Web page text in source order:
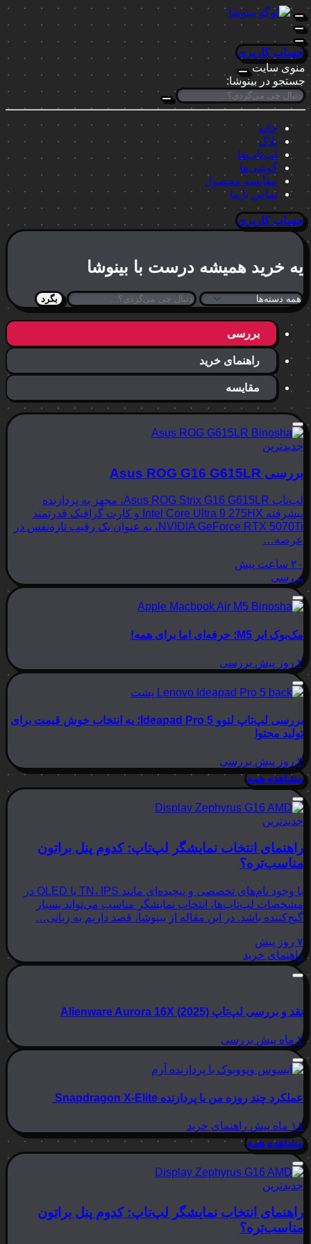
حساب کاربری
منوی سایت
جستجو در بینوشا:
خانه
بلاگ
لپ‌تاپ‌ها
گوشی‌ها
مقایسه محصول
تماس با ما
حساب کاربری
یه خرید همیشه درست با بینوشا
بگرد
بررسی
راهنمای خرید
مقایسه
جدیدترین
بررسی Asus ROG G16 G615LR
لپ‌تاپ Asus ROG Strix G16 G615LR، مجهز به پردازنده
پیشرفته Intel Core Ultra 9 275HX و کارت گرافیک قدرتمند
NVIDIA GeForce RTX 5070Ti، به عنوان یک رقیب تازه‌نفس در
عرصه…
۲۰ ساعت پیش
بررسی
مک‌بوک ایر M5؛ حرفه‌ای اما برای همه!
۲ روز پیش بررسی
بررسی لپ‌تاپ لنوو Ideapad Pro 5؛ یه انتخاب خوش قیمت برای
تولید محتوا
۳ روز پیش
بررسی
مشاهده همه
جدیدترین
راهنمای انتخاب نمایشگر لپ‌تاپ: کدوم پنل براتون
مناسب‌تره؟
با وجود نام‌های تخصصی و پیچیده‌ای مانند TN، IPS یا OLED در
مشخصات لپ‌تاپ‌ها، انتخاب نمایشگر مناسب می‌تواند بسیار
گیج‌کننده باشد. در این مقاله از بینوشا، قصد داریم به زبانی…
۷ روز پیش
راهنمای خرید
نقد و بررسی لپ‌تاپ Alienware Aurora 16X (2025)
۲ ماه پیش بررسی
عملکرد چند روزه من با پردازنده Snapdragon X-Elite
۱۸ ماه پیش
راهنمای خرید
مشاهده همه
جدیدترین
راهنمای انتخاب نمایشگر لپ‌تاپ: کدوم پنل براتون
مناسب‌تره؟